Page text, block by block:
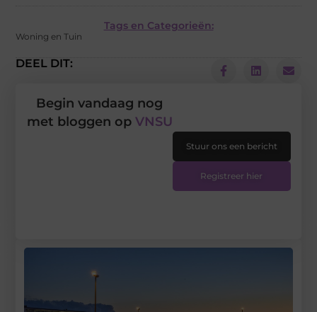
Tags en Categorieën:
Woning en Tuin
DEEL DIT:
Begin vandaag nog
met bloggen op VNSU
Stuur ons een bericht
Registreer hier